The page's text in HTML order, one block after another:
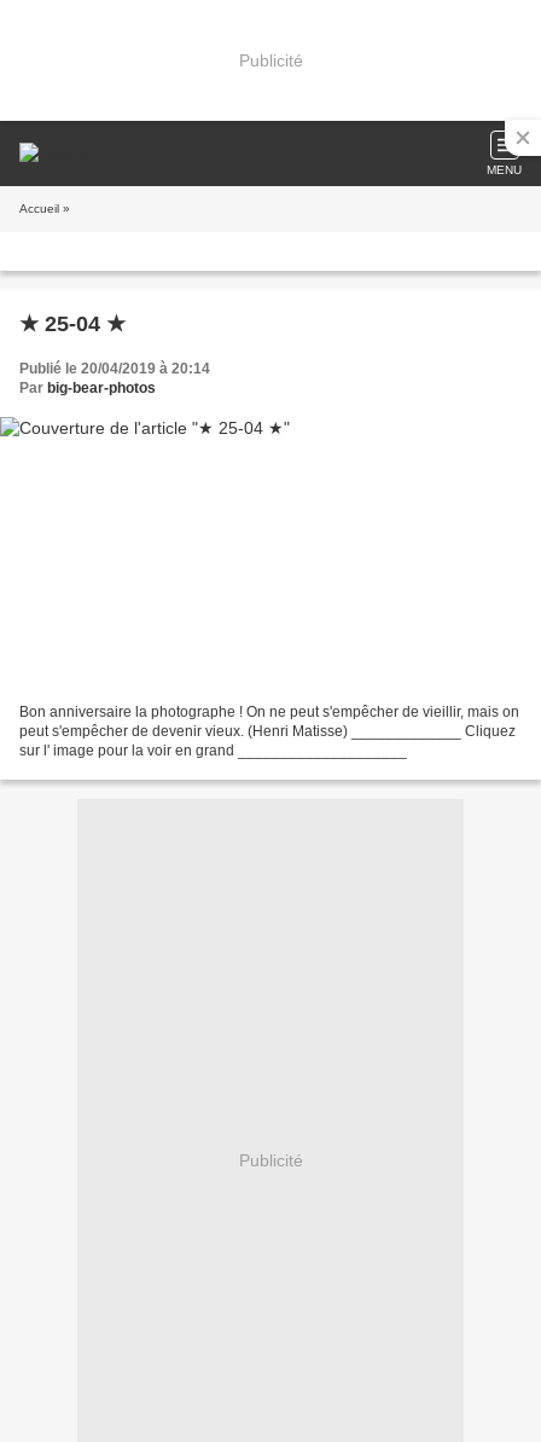
Publicité
MENU
Accueil »
★ 25-04 ★
Publié le 20/04/2019 à 20:14
Par big-bear-photos
Bon anniversaire la photographe ! On ne peut s'empêcher de vieillir, mais on
peut s'empêcher de devenir vieux. (Henri Matisse) _____________ Cliquez
sur l' image pour la voir en grand ____________________
Publicité